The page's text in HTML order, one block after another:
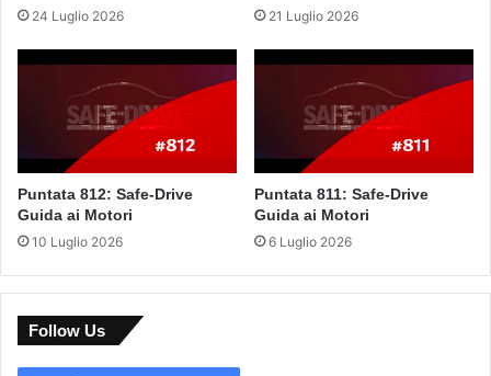
24 Luglio 2026 21 Luglio 2026
Puntata 812: Safe-Drive
Guida ai Motori
10 Luglio 2026
Puntata 811: Safe-Drive
Guida ai Motori
6 Luglio 2026
Follow Us